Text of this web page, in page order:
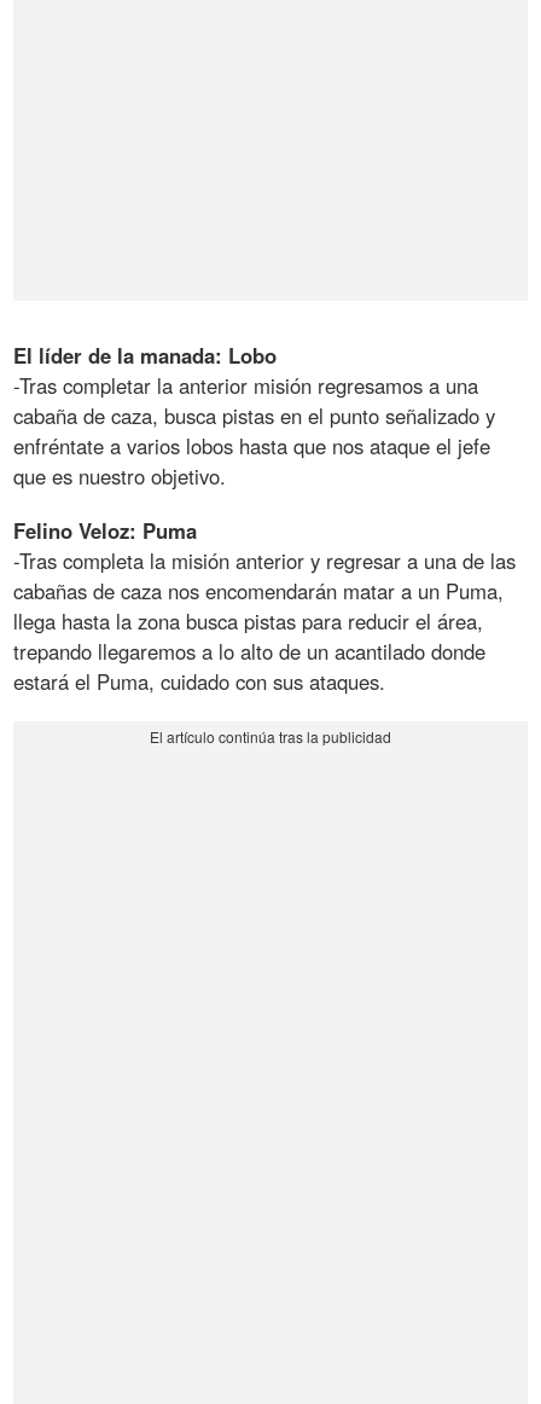
El líder de la manada: Lobo
-Tras completar la anterior misión regresamos a una
cabaña de caza, busca pistas en el punto señalizado y
enfréntate a varios lobos hasta que nos ataque el jefe
que es nuestro objetivo.
Felino Veloz: Puma
-Tras completa la misión anterior y regresar a una de las
cabañas de caza nos encomendarán matar a un Puma,
llega hasta la zona busca pistas para reducir el área,
trepando llegaremos a lo alto de un acantilado donde
estará el Puma, cuidado con sus ataques.